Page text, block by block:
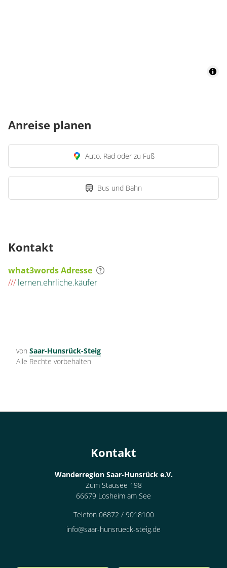
Anreise planen
Auto, Rad oder zu Fuß
Bus und Bahn
Kontakt
what3words Adresse
/// lernen.ehrliche.käufer
von Saar-Hunsrück-Steig
Alle Rechte vorbehalten
Kontakt
Wanderregion Saar-Hunsrück e.V.
Zum Stausee 198
66679 Losheim am See
Telefon 06872 / 9018100
info@saar-hunsrueck-steig.de